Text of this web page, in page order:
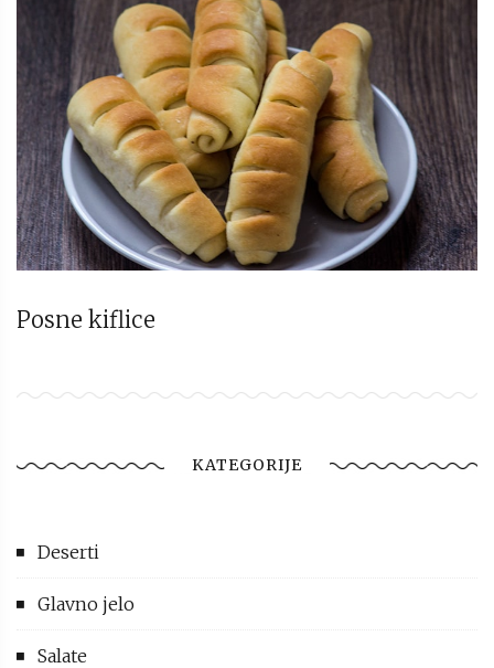
Posne kiflice
KATEGORIJE
Deserti
Glavno jelo
Salate